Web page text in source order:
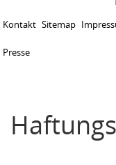
Kontakt Sitemap
Presse